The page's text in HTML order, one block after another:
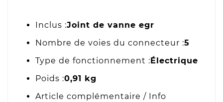
Inclus :Joint de vanne egr
Nombre de voies du connecteur :5
Type de fonctionnement : Électrique
Poids :0,91 kg
Article complémentaire / Info